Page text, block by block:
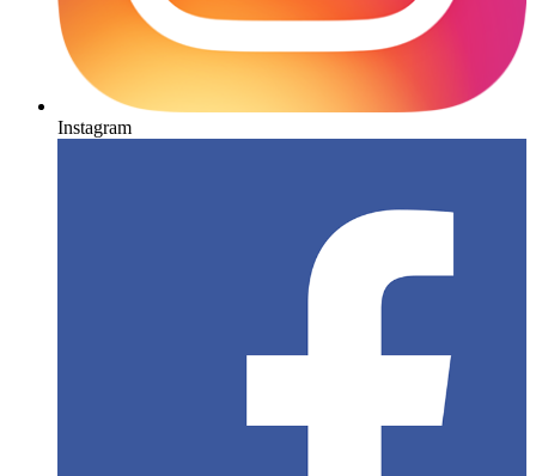
Instagram